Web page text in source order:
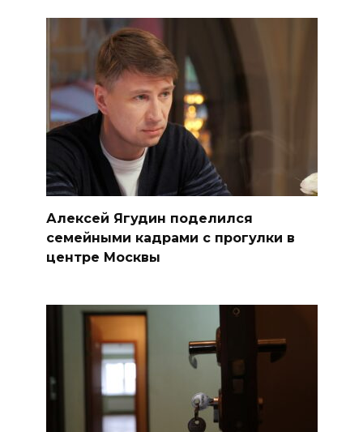
Алексей Ягудин поделился
семейными кадрами с прогулки в
центре Москвы